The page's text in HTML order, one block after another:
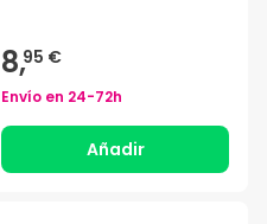
8,95 €
Envío en 24-72h
Añadir